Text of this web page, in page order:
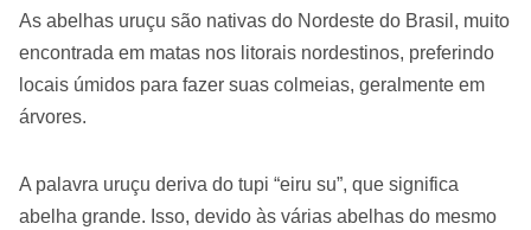
As abelhas uruçu são nativas do Nordeste do Brasil, muito
encontrada em matas nos litorais nordestinos, preferindo
locais úmidos para fazer suas colmeias, geralmente em
árvores.
A palavra uruçu deriva do tupi “eiru su”, que significa
abelha grande. Isso, devido às várias abelhas do mesmo